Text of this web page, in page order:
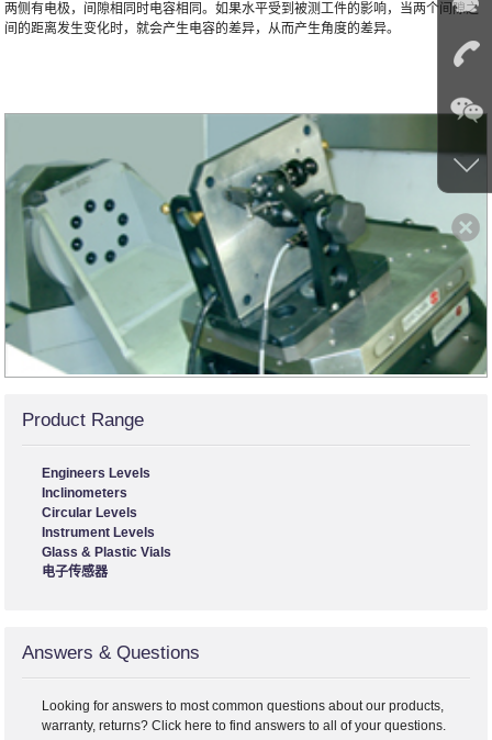
两侧有电极，间隙相同时电容相同。如果水平受到被测工件的影响，当两个间隙之
间的距离发生变化时，就会产生电容的差异，从而产生角度的差异。
Product Range
Engineers Levels
Inclinometers
Circular Levels
Instrument Levels
Glass & Plastic Vials
电子传感器
Answers & Questions
Looking for answers to most common questions about our products,
warranty, returns? Click here to find answers to all of your questions.